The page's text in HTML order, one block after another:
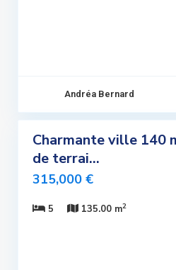
Andréa Bernard
Charmante ville 140
de terrai...
315,000 €
5 135.00 m2